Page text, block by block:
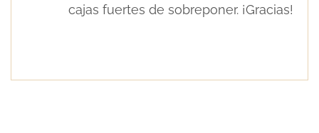
cajas fuertes de sobreponer. ¡Gracias!